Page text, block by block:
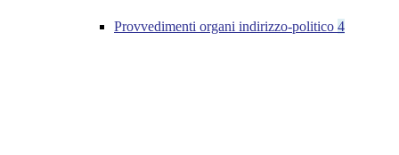
Provvedimenti organi indirizzo-politico 4